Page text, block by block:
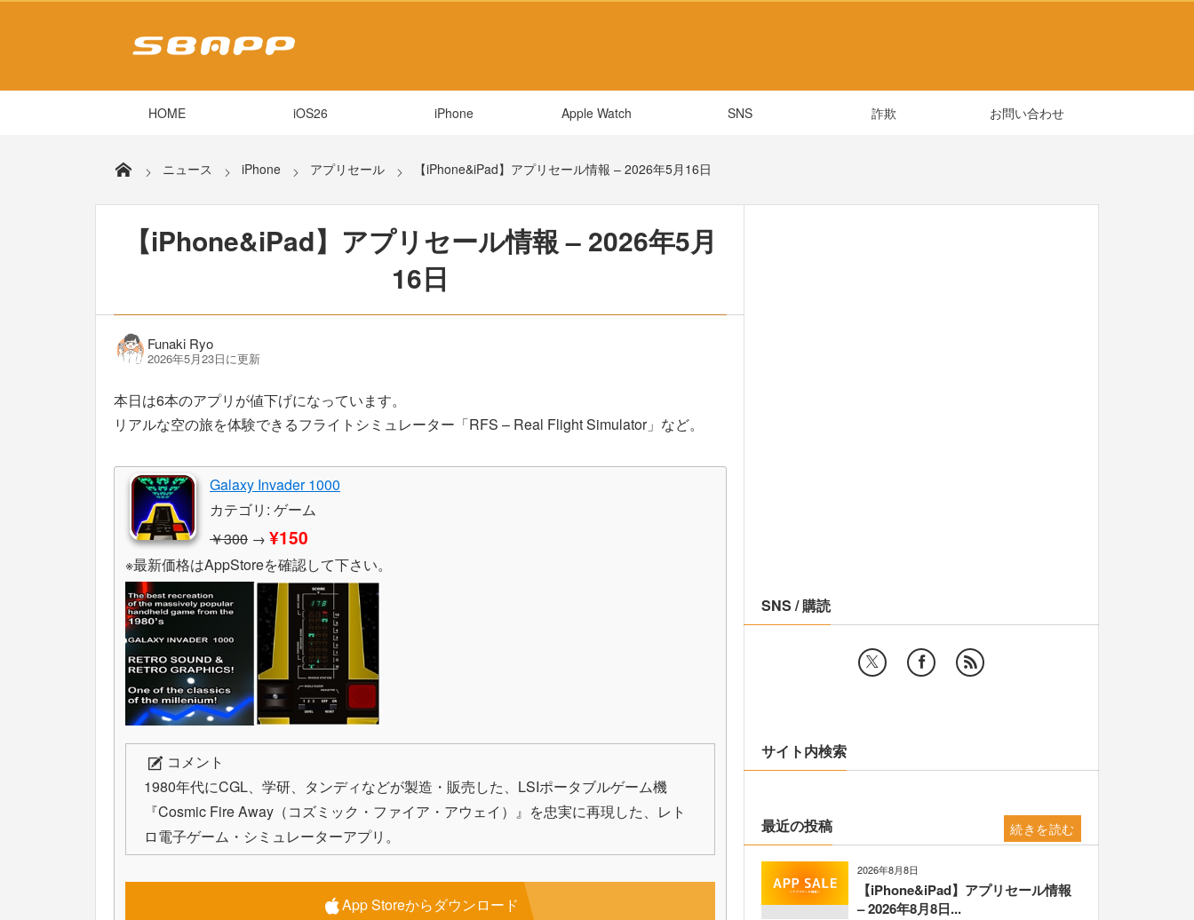
HOME iOS26 iPhone Apple Watch SNS 詐欺 お問い合わせ
ニュース iPhone アプリセール 【iPhone&iPad】アプリセール情報 – 2026年5月16日
【iPhone&iPad】アプリセール情報 – 2026年5月
16日
Funaki Ryo
2026年5月23日に更新
本日は6本のアプリが値下げになっています。
リアルな空の旅を体験できるフライトシミュレーター「RFS – Real Flight Simulator」など。
Galaxy Invader 1000
カテゴリ: ゲーム
￥300 → ¥150
※最新価格はAppStoreを確認して下さい。
コメント
1980年代にCGL、学研、タンディなどが製造・販売した、LSIポータブルゲーム機
『Cosmic Fire Away（コズミック・ファイア・アウェイ）』を忠実に再現した、レト
ロ電子ゲーム・シミュレーターアプリ。
App Storeからダウンロード
SNS / 購読
サイト内検索
最近の投稿
2026年8月8日
【iPhone&iPad】アプリセール情報
– 2026年8月8日...
続きを読む